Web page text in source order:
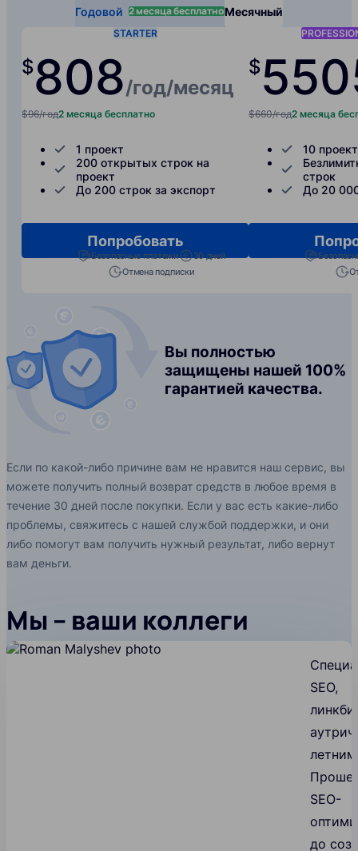
Годовой 2 месяца бесплатноМесячный
STARTER
$808/год/месяц
$96/год2 месяца бесплатно
1 проект
200 открытых строк на
проект
До 200 строк за экспорт
Попробовать
Безопасные платежи
30 дней
Отмена подписки
$550
$660/год2 месяца
10
строк
До 20
Вы полностью
защищены нашей 100%
гарантией качества.
Если по какой-либо причине вам не нравится наш сервис, вы
можете получить полный возврат средств в любое время в
течение 30 дней после покупки. Если у вас есть какие-либо
проблемы, свяжитесь с нашей службой поддержки, и они
либо помогут вам получить нужный результат, либо вернут
вам деньги.
Мы – ваши коллеги
SEO,
SEO-
до